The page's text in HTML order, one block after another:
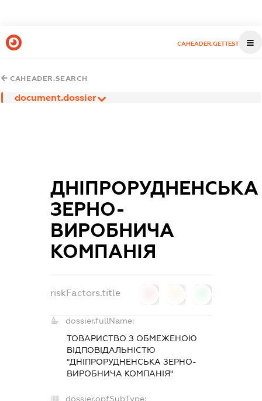
CAHEADER.GETTEST
CAHEADER.SEARCH
document.dossier
ДНІПРОРУДНЕНСЬКА
ЗЕРНО-
ВИРОБНИЧА
КОМПАНІЯ
riskFactors.title
dossier.fullName:
ТОВАРИСТВО З ОБМЕЖЕНОЮ
ВІДПОВІДАЛЬНІСТЮ
"ДНІПРОРУДНЕНСЬКА ЗЕРНО-
ВИРОБНИЧА КОМПАНІЯ"
dossier.opfSubType: